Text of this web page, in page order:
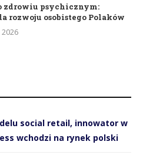
zdrowiu psychicznym:
rozwoju osobistego Polaków
social retail, innowator w
wchodzi na rynek polski